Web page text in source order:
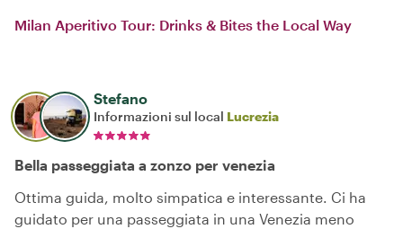
Milan Aperitivo Tour: Drinks & Bites the Local Way
Stefano
Informazioni sul local Lucrezia
Bella passeggiata a zonzo per venezia
Ottima guida, molto simpatica e interessante. Ci ha
guidato per una passeggiata in una Venezia meno